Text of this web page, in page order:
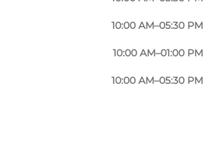
10:00 AM–05:30 PM
10:00 AM–01:00 PM
10:00 AM–05:30 PM